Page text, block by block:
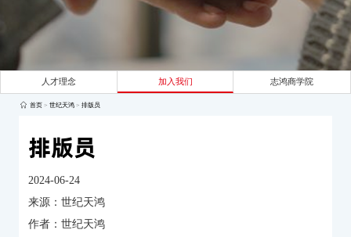
人才理念 加入我们 志鸿商学院
首页> 世纪天鸿> 排版员
排版员
2024-06-24
来源：世纪天鸿
作者：世纪天鸿